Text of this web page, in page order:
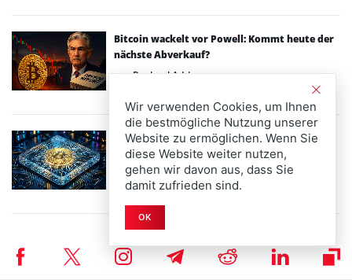
Bitcoin wackelt vor Powell: Kommt heute der
nächste Abverkauf?
vonRaphael Adrian
BlackRock treibt Bitcoin-ETF-Zuflüsse auf
Rekordserie – BTC nähert sich der 80.000-
Dollar-Marke
April 24th, 2026
Wir verwenden Cookies, um Ihnen
die bestmögliche Nutzung unserer
Website zu ermöglichen. Wenn Sie
diese Website weiter nutzen,
gehen wir davon aus, dass Sie
damit zufrieden sind.
OK